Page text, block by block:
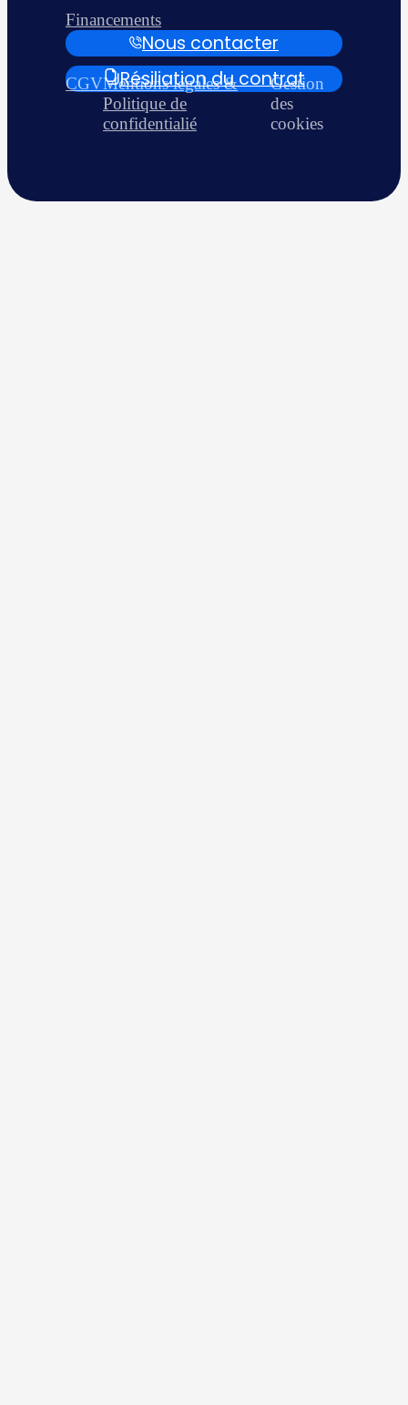
Financements
Nous contacter
Résiliation du contrat
CGVMentions légales &
Politique de
confidentialié
Gestion
des
cookies